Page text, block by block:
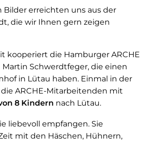
Bilder erreichten uns aus der
die wir Ihnen gern zeigen
kooperiert die Hamburger ARCHE
Schwerdtfeger, die einen
in Lütau haben. Einmal in der
ARCHE-Mitarbeitenden mit
8 Kindern nach Lütau.
liebevoll empfangen. Sie
mit den Häschen, Hühnern,